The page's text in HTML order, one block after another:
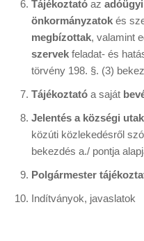
Tájékoztató az adóügyi
önkormányzatok és
megbízottak, valamint
szervek feladat- és
törvény 198. §. (3)
Tájékoztató a saját
Jelentés a községi
közúti közlekedésről
bekezdés a./ pontja
Polgármester
Indítványok, javaslatok